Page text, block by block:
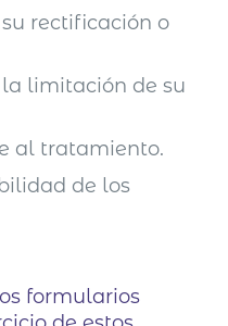
rectificación o
limitación de su
al tratamiento.
de los
formularios